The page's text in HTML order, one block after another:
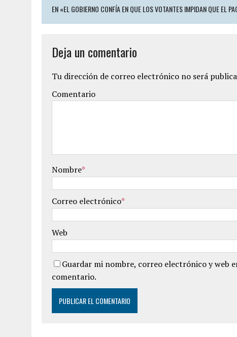
EN «EL GOBIERNO CONFÍA EN QUE LOS VOTANTES IMPIDAN QUE EL
Deja un comentario
Tu dirección de correo electrónico no será
Comentario
Nombre*
Correo electrónico*
Web
Guardar mi nombre, correo electrónico y web
comentario.